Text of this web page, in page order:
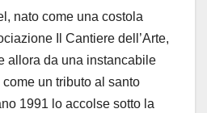
nato come una costola
Il Cantiere dell’Arte,
allora da una instancabile
un tributo al santo
1991 lo accolse sotto la